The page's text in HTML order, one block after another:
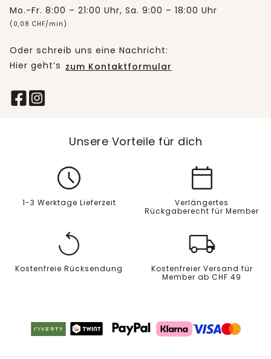
Mo.-Fr. 8:00 – 21:00 Uhr, Sa. 9:00 – 18:00 Uhr
(0,08 CHF/min)
Oder schreib uns eine Nachricht:
Hier geht’s zum Kontaktformular
Unsere Vorteile für dich
1-3 Werktage Lieferzeit
Verlängertes
Rückgaberecht für Member
Kostenfreie Rücksendung
Kostenfreier Versand für
Member ab CHF 49